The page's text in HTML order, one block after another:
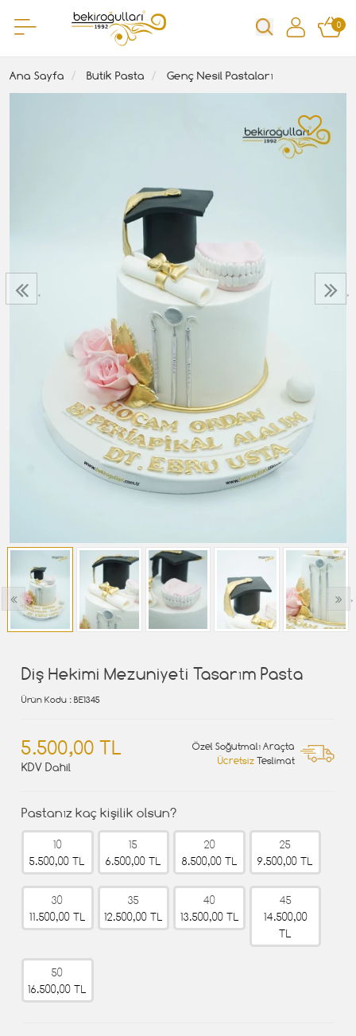
0
Ana Sayfa Butik Pasta Genç Nesil Pastaları
‹ ›
‹ ›
Diş Hekimi Mezuniyeti Tasarım Pasta
Ürün Kodu : BE1345
5.500,00 TL
KDV Dahil
Özel Soğutmalı Araçta
Ücretsiz Teslimat
Pastanız kaç kişilik olsun?
10
5.500,00 TL
15
6.500,00 TL
20
8.500,00 TL
25
9.500,00 TL
30
11.500,00 TL
35
12.500,00 TL
40
13.500,00 TL
45
14.500,00
TL
50
16.500,00 TL